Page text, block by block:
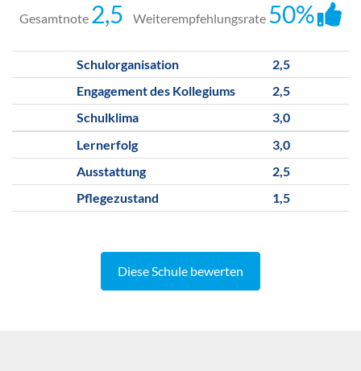
Gesamtnote 2,5 Weiterempfehlungsrate 50%
Schulorganisation
2,5
Engagement des Kollegiums
2,5
Schulklima
3,0
Lernerfolg
3,0
Ausstattung
2,5
Pflegezustand
1,5
Diese Schule bewerten